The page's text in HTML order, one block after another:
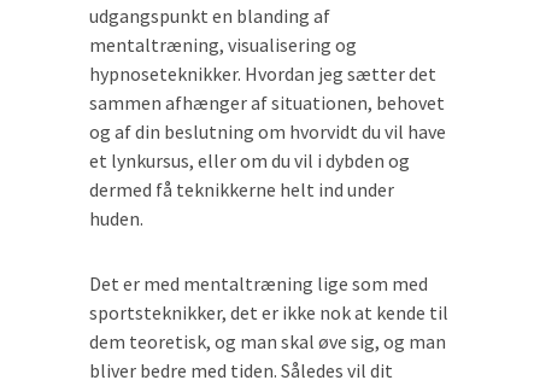
udgangspunkt en blanding af
mentaltræning, visualisering og
hypnoseteknikker. Hvordan jeg sætter det
sammen afhænger af situationen, behovet
og af din beslutning om hvorvidt du vil have
et lynkursus, eller om du vil i dybden og
dermed få teknikkerne helt ind under
huden.
Det er med mentaltræning lige som med
sportsteknikker, det er ikke nok at kende til
dem teoretisk, og man skal øve sig, og man
bliver bedre med tiden. Således vil dit